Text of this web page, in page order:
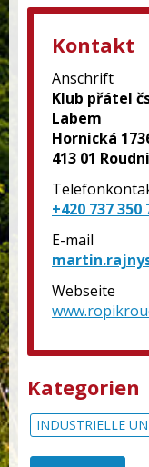
Kontakt
Anschrift
Klub přátel
Labem
Hornická
413 01
+420 737 350
E-mail
Webseite
Kategorien
INDUSTRIELLE